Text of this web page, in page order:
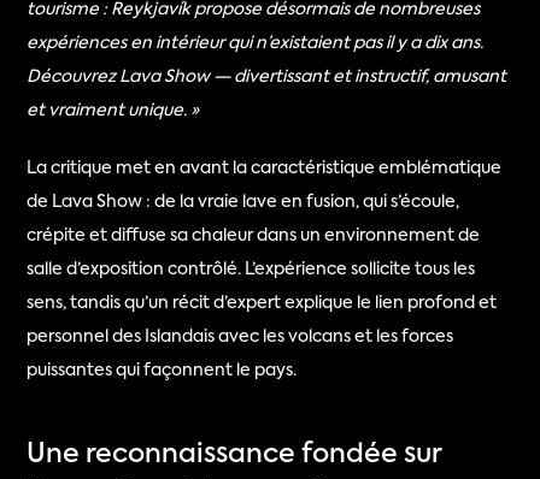
tourisme : Reykjavík propose désormais de nombreuses
expériences en intérieur qui n’existaient pas il y a dix ans.
Découvrez Lava Show — divertissant et instructif, amusant
et vraiment unique. »
La critique met en avant la caractéristique emblématique
de Lava Show : de la vraie lave en fusion, qui s’écoule,
crépite et diffuse sa chaleur dans un environnement de
salle d’exposition contrôlé. L’expérience sollicite tous les
sens, tandis qu’un récit d’expert explique le lien profond et
personnel des Islandais avec les volcans et les forces
puissantes qui façonnent le pays.
Une reconnaissance fondée sur